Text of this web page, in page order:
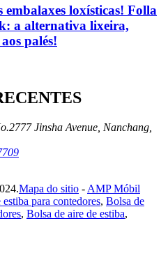
embalaxes loxísticas! Folla
a alternativa lixeira,
palés!
Jinsha Avenue, Nanchang,
Mapa do sitio - AMP Móbil
para contedores, Bolsa de
, Bolsa de aire de estiba,